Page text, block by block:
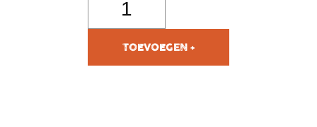
TOEVOEGEN AAN
WINKELWAGEN